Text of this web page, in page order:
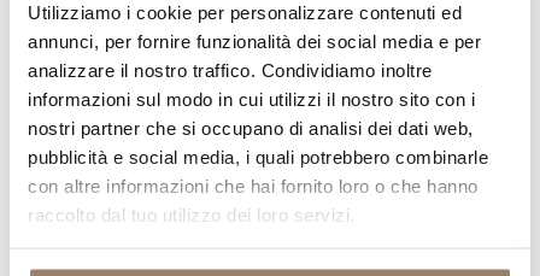
Utilizziamo i cookie per personalizzare contenuti ed
annunci, per fornire funzionalità dei social media e per
analizzare il nostro traffico. Condividiamo inoltre
informazioni sul modo in cui utilizzi il nostro sito con i
nostri partner che si occupano di analisi dei dati web,
pubblicità e social media, i quali potrebbero combinarle
con altre informazioni che hai fornito loro o che hanno
raccolto dal tuo utilizzo dei loro servizi.